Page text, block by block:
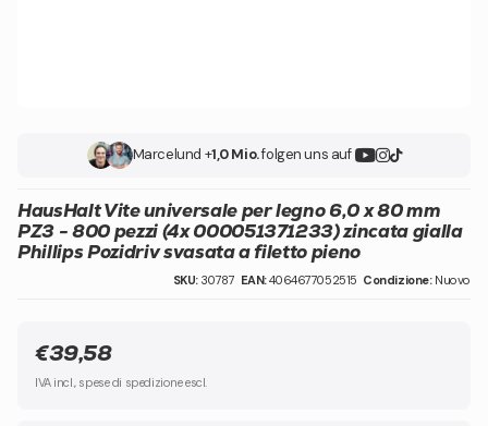
Marcelund +1,0 Mio.folgen uns auf
HausHalt Vite universale per legno 6,0 x 80 mm
PZ3 - 800 pezzi (4x 000051371233) zincata gialla
Phillips Pozidriv svasata a filetto pieno
SKU: 30787 EAN:4064677052515 Condizione: Nuovo
€39,58
IVA incl., spese di spedizione escl.